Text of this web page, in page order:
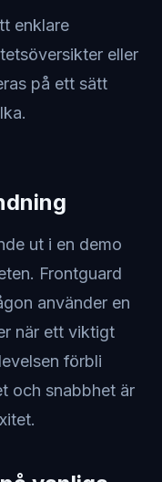
enklare
eller
på ett sätt
ut i en demo
Frontguard
använder en
när ett viktigt
förbli
och snabbhet är